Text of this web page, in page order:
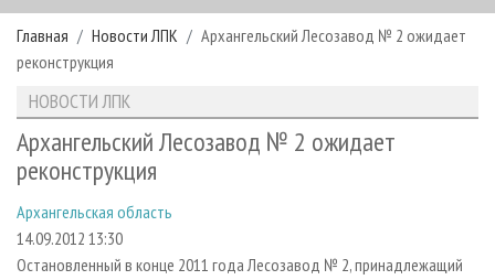
РУБРИКИ И ТЕМЫ
РУБРИКИ ЖУРНАЛА
ЛЕСОЗАГОТОВКА
ЛЕСОПИЛЕНИЕ
СУШКА ДРЕВЕСИНЫ
ПРОИЗВОДСТВО ДРЕВЕСНЫХ ПЛИТ
НОВОСТИ
НОВОСТИ ЛПК
НОВОСТИ ЖУРНАЛА
ПРОЕКТЫ ЛПИ
АНАЛИТИКА
ПРЕДПРИЯТИЯ ЛПК
ПЕРСОНЫ
МОБИЛЬНЫЕ ВЫСТАВКИ
АРХИВ ЖУРНАЛОВ
О ЖУРНАЛЕ
ПОДПИСКА
КОНТАКТЫ
РЕКЛАМОДАТЕЛЯМ
РЕКЛАМА
Главная Новости ЛПК
Архангельский Лесозавод № 2 ожидает
реконструкция
НОВОСТИ ЛПК
Архангельский Лесозавод № 2 ожидает
реконструкция
Архангельская область
14.09.2012 13:30
Остановленный в конце 2011 года Лесозавод № 2, принадлежащий